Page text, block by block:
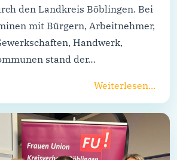
den Landkreis Böblingen. Bei
mit Bürgern, Arbeitnehmer,
Handwerk,
stand der…
Weiterlesen...